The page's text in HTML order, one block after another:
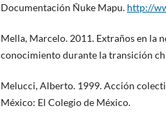
Documentación Ñuke Mapu. http://
Mella, Marcelo. 2011. Extraños en la
conocimiento durante la transición
Melucci, Alberto. 1999. Acción
México: El Colegio de México.